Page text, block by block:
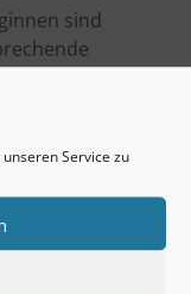
Service zu
sind